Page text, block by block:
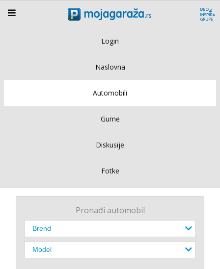
Login
Naslovna
Automobili
Gume
Diskusije
Fotke
Pronađi automobil